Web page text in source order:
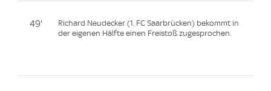
49'
Richard Neudecker (1. FC Saarbrücken) bekommt in
der eigenen Hälfte einen Freistoß zugesprochen.